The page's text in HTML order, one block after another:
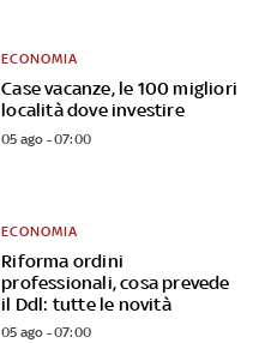
Case vacanze, le 100 migliori
località dove investire
ECONOMIA
05 ago - 07:00
Riforma ordini
professionali, cosa prevede
il Ddl: tutte le novità
ECONOMIA
05 ago - 07:00